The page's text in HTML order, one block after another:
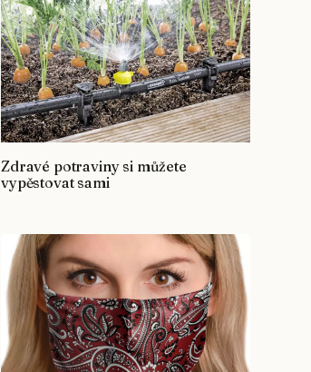
Zdravé potraviny si můžete
vypěstovat sami